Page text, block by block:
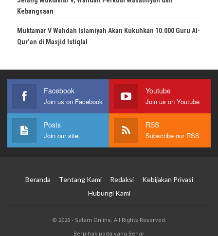
Kebangsaan
Muktamar V Wahdah Islamiyah Akan Kukuhkan 10.000 Guru Al-
Qur’an di Masjid Istiqlal
Facebook
Join us on Facebook
Youtube
Join us on Youtube
Posts
Join our site
RSS
Subscribe our RSS
Beranda Tentang Kami Redaksi
Kebijakan Privasi
Hubungi Kami
© 2026 - Salam Online. All Rights Reserved.
Berpihak pada yang Benar